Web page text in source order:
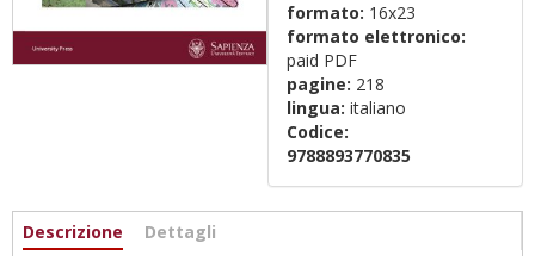
formato: 16x23
formato elettronico:
paid PDF
pagine: 218
lingua: italiano
Codice:
9788893770835
Informazioni
Descrizione (scheda
Dettagli